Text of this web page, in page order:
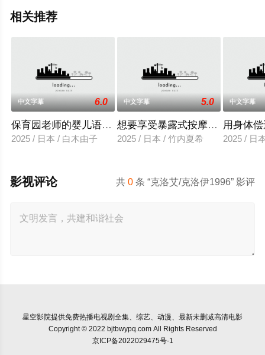
相关推荐
中文字幕 6.0
保育园老师的婴儿语让人超兴奋
2025 / 日本 / 白木由子
中文字幕 5.0
想要享受暴露式按摩的已婚女子
2025 / 日本 / 竹内夏希
中文字幕
用身体
2025 / 日
共0 条 “克洛艾/克洛伊1996” 影评
影视评论
星空影院提供免费热播电视剧全集、综艺、动漫、最新未删减高清电影
Copyright © 2022 bjtbwypq.com All Rights Reserved
京ICP备2022029475号-1